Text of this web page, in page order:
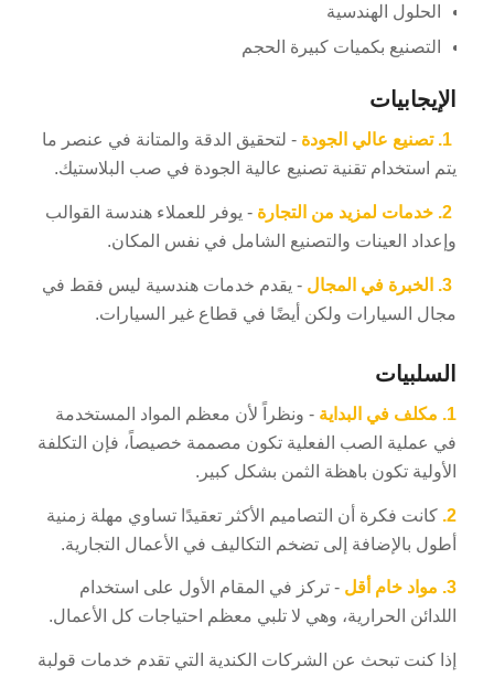
الحلول الهندسية
التصنيع بكميات كبيرة الحجم
الإيجابيات
تصنيع عالي الجودة - لتحقيق الدقة والمتانة في عنصر ما
يتم استخدام تقنية تصنيع عالية الجودة في صب البلاستيك.
خدمات لمزيد من التجارة - يوفر للعملاء هندسة القوالب
وإعداد العينات والتصنيع الشامل في نفس المكان.
الخبرة في المجال - يقدم خدمات هندسية ليس فقط في
مجال السيارات ولكن أيضًا في قطاع غير السيارات.
السلبيات
1. مكلف في البداية - ونظراً لأن معظم المواد المستخدمة
في عملية الصب الفعلية تكون مصممة خصيصاً، فإن التكلفة
الأولية تكون باهظة الثمن بشكل كبير.
2. كانت فكرة أن التصاميم الأكثر تعقيدًا تساوي مهلة زمنية
أطول بالإضافة إلى تضخم التكاليف في الأعمال التجارية.
3. مواد خام أقل - تركز في المقام الأول على استخدام
اللدائن الحرارية، وهي لا تلبي معظم احتياجات كل الأعمال.
إذا كنت تبحث عن الشركات الكندية التي تقدم خدمات قولبة